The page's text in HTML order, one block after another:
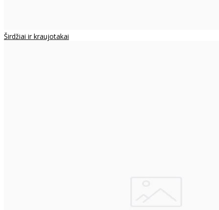
Širdžiai ir kraujotakai